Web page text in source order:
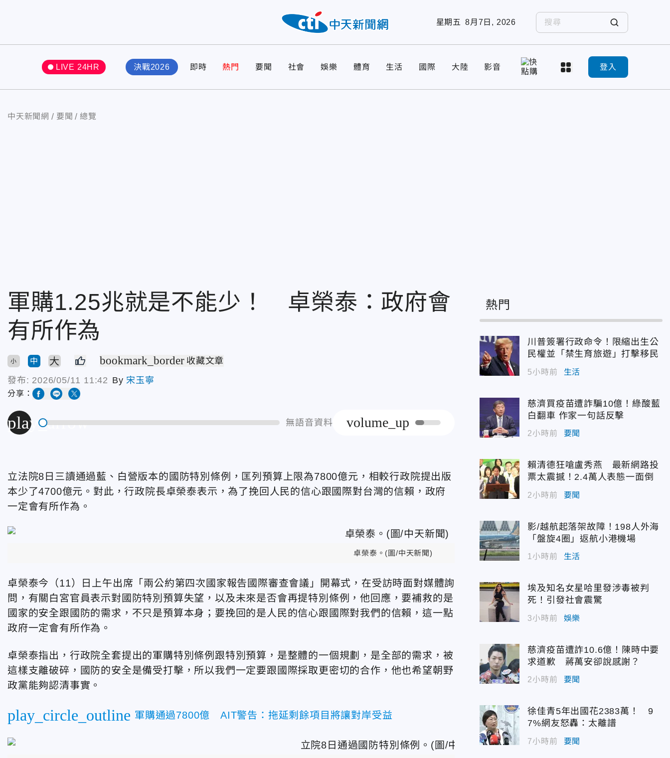
星期五 8月7日, 2026
LIVE 24HR 決戰2026 即時 熱門 要聞 社會 娛樂 體育 生活 國際 大陸 影音 登入
中天新聞網 要聞 總覽
軍購1.25兆就是不能少！ 卓榮泰：政府會
有所作為
小 中 大 bookmark_border 收藏文章
發布: 2026/05/11 11:42 By宋玉寧
分享：
play_arrow 無語音資料 volume_up
立法院8日三讀通過藍、白營版本的國防特別條例，匡列預算上限為7800億元，相較行政院提出版
本少了4700億元。對此，行政院長卓榮泰表示，為了挽回人民的信心跟國際對台灣的信賴，政府
一定會有所作為。
卓榮泰。(圖/中天新聞)
卓榮泰今（11）日上午出席「兩公約第四次國家報告國際審查會議」開幕式，在受訪時面對媒體詢
問，有關白宮官員表示對國防特別預算失望，以及未來是否會再提特別條例，他回應，要補救的是
國家的安全跟國防的需求，不只是預算本身；要挽回的是人民的信心跟國際對我們的信賴，這一點
政府一定會有所作為。
卓榮泰指出，行政院全套提出的軍購特別條例跟特別預算，是整體的一個規劃，是全部的需求，被
這樣支離破碎，國防的安全是備受打擊，所以我們一定要跟國際採取更密切的合作，他也希望朝野
政黨能夠認清事實。
play_circle_outline 軍購通過7800億 AIT警告：拖延剩餘項目將讓對岸受益
熱門
川普簽署行政命令！限縮出生公
民權並「禁生育旅遊」打擊移民
5小時前 生活
慈濟買疫苗遭詐騙10億！綠酸藍
白翻車 作家一句話反擊
2小時前 要聞
賴清德狂嗆盧秀燕 最新網路投
票太震撼！2.4萬人表態一面倒
2小時前 要聞
影/越航起落架故障！198人外海
「盤旋4圈」返航小港機場
1小時前 生活
埃及知名女星哈里發涉毒被判
死！引發社會震驚
3小時前 娛樂
慈濟疫苗遭詐10.6億！陳時中要
求道歉 蔣萬安卻說感謝？
2小時前 要聞
徐佳青5年出國花2383萬！ 9
7%網友怒轟：太離譜
7小時前 要聞